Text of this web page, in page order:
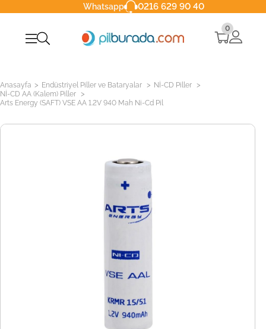
Whatsapp 0216 629 90 40
0
Anasayfa > Endüstriyel Piller ve Bataryalar > Nİ-CD Piller >
Nİ-CD AA (Kalem) Piller >
Arts Energy (SAFT) VSE AA 1.2V 940 Mah Ni-Cd Pil